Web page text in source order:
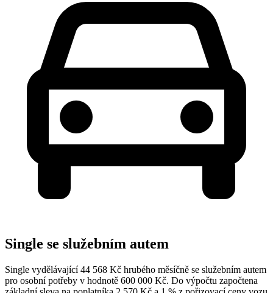
Single se služebním autem
Single vydělávající 44 568 Kč hrubého měsíčně se služebním autem
pro osobní potřeby v hodnotě 600 000 Kč. Do výpočtu započtena